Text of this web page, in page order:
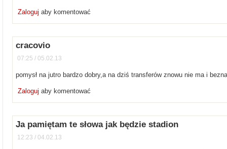
Zalogujaby komentować
cracovio
07:25 / 05.02.13
pomysł na jutro bardzo dobry,a na dziś transferów znowu nie ma i
Zalogujaby komentować
Ja pamiętam te słowa jak będzie stadion
12:23 / 04.02.13